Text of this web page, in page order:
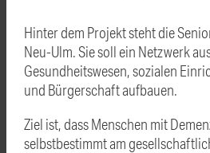
Hinter dem Projekt steht die
Neu-Ulm. Sie soll ein Netzwerk
Gesundheitswesen, sozialen
und Bürgerschaft aufbauen.
Ziel ist, dass Menschen mit
selbstbestimmt am